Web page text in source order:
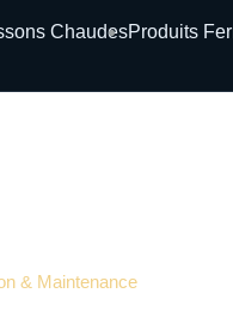
ChaudesProduits
& Maintenance